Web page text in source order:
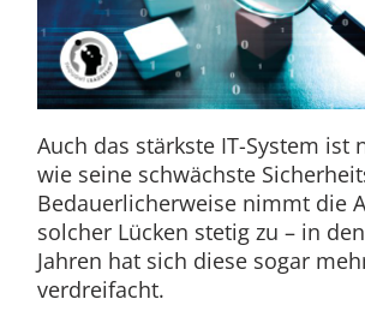
Auch das stärkste IT-System ist
wie seine schwächste
Bedauerlicherweise nimmt die
solcher Lücken stetig zu – in
Jahren hat sich diese sogar
verdreifacht.